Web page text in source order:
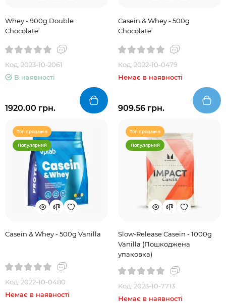
Whey - 900g Double
Chocolate
Код: 2023-10-2061
В наявності
1920.00 грн.
Casein & Whey - 500g
Chocolate
Код: 2022-10-0479
Немає в наявності
909.56 грн.
Топ продажів
Популярний
Casein & Whey - 500g Vanilla
Код: 2022-10-0480
Немає в наявності
Топ продажів
Популярний
Slow-Release Casein - 1000g
Vanilla (Пошкоджена
упаковка)
Код: 2023-10-7713
Немає в наявності